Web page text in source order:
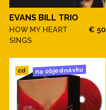
EVANS BILL TRIO
HOW MY HEART
SINGS
€ 50
cd na objednávku